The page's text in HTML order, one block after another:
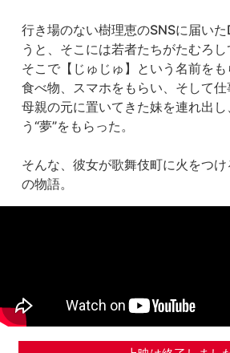
行き場のない樹理恵のSNSに届い
うと、そこには若者たちがたむろし
そこで【じゅじゅ】という名前をも
食べ物、スマホをもらい、そして
母親の元に置いてきた妹を連れ出
う“夢”をもらった。
そんな、彼女が歌舞伎町に火をつ
の物語。